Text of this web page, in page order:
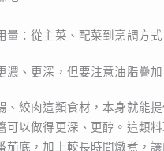
量：從主菜、配菜到烹調方式
濃、更深，但要注意油脂疊加
、絞肉這類食材，本身就能
可以做得更深、更醇。這類
茄底，加上較長時間燉煮，